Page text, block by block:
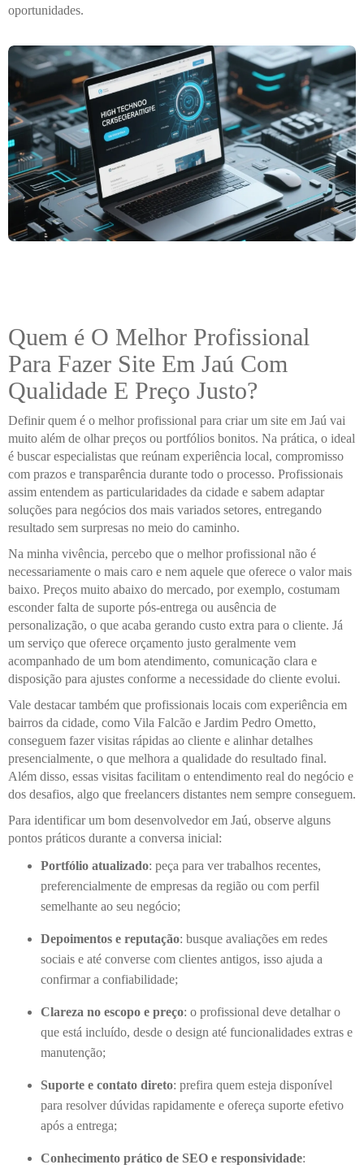
oportunidades.
Quem é O Melhor Profissional
Para Fazer Site Em Jaú Com
Qualidade E Preço Justo?
Definir quem é o melhor profissional para criar um site em Jaú vai
muito além de olhar preços ou portfólios bonitos. Na prática, o ideal
é buscar especialistas que reúnam experiência local, compromisso
com prazos e transparência durante todo o processo. Profissionais
assim entendem as particularidades da cidade e sabem adaptar
soluções para negócios dos mais variados setores, entregando
resultado sem surpresas no meio do caminho.
Na minha vivência, percebo que o melhor profissional não é
necessariamente o mais caro e nem aquele que oferece o valor mais
baixo. Preços muito abaixo do mercado, por exemplo, costumam
esconder falta de suporte pós-entrega ou ausência de
personalização, o que acaba gerando custo extra para o cliente. Já
um serviço que oferece orçamento justo geralmente vem
acompanhado de um bom atendimento, comunicação clara e
disposição para ajustes conforme a necessidade do cliente evolui.
Vale destacar também que profissionais locais com experiência em
bairros da cidade, como Vila Falcão e Jardim Pedro Ometto,
conseguem fazer visitas rápidas ao cliente e alinhar detalhes
presencialmente, o que melhora a qualidade do resultado final.
Além disso, essas visitas facilitam o entendimento real do negócio e
dos desafios, algo que freelancers distantes nem sempre conseguem.
Para identificar um bom desenvolvedor em Jaú, observe alguns
pontos práticos durante a conversa inicial:
Portfólio atualizado: peça para ver trabalhos recentes,
preferencialmente de empresas da região ou com perfil
semelhante ao seu negócio;
Depoimentos e reputação: busque avaliações em redes
sociais e até converse com clientes antigos, isso ajuda a
confirmar a confiabilidade;
Clareza no escopo e preço: o profissional deve detalhar o
que está incluído, desde o design até funcionalidades extras e
manutenção;
Suporte e contato direto: prefira quem esteja disponível
para resolver dúvidas rapidamente e ofereça suporte efetivo
após a entrega;
Conhecimento prático de SEO e responsividade: